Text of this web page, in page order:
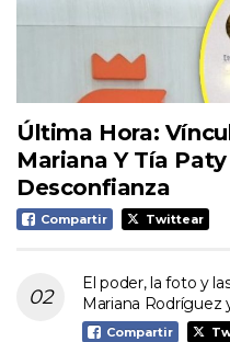
Última Hora:
Mariana Y Tía
Desconfianza
Compartir Twittear
El poder, la foto y
Mariana Rodríguez
Compartir